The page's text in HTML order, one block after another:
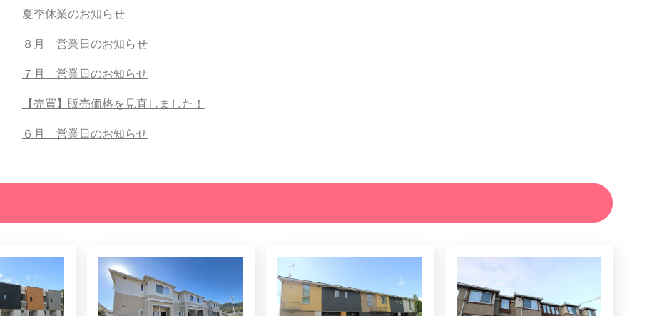
夏季休業のお知らせ
８月 営業日のお知らせ
７月 営業日のお知らせ
【売買】販売価格を見直しました！
６月 営業日のお知らせ